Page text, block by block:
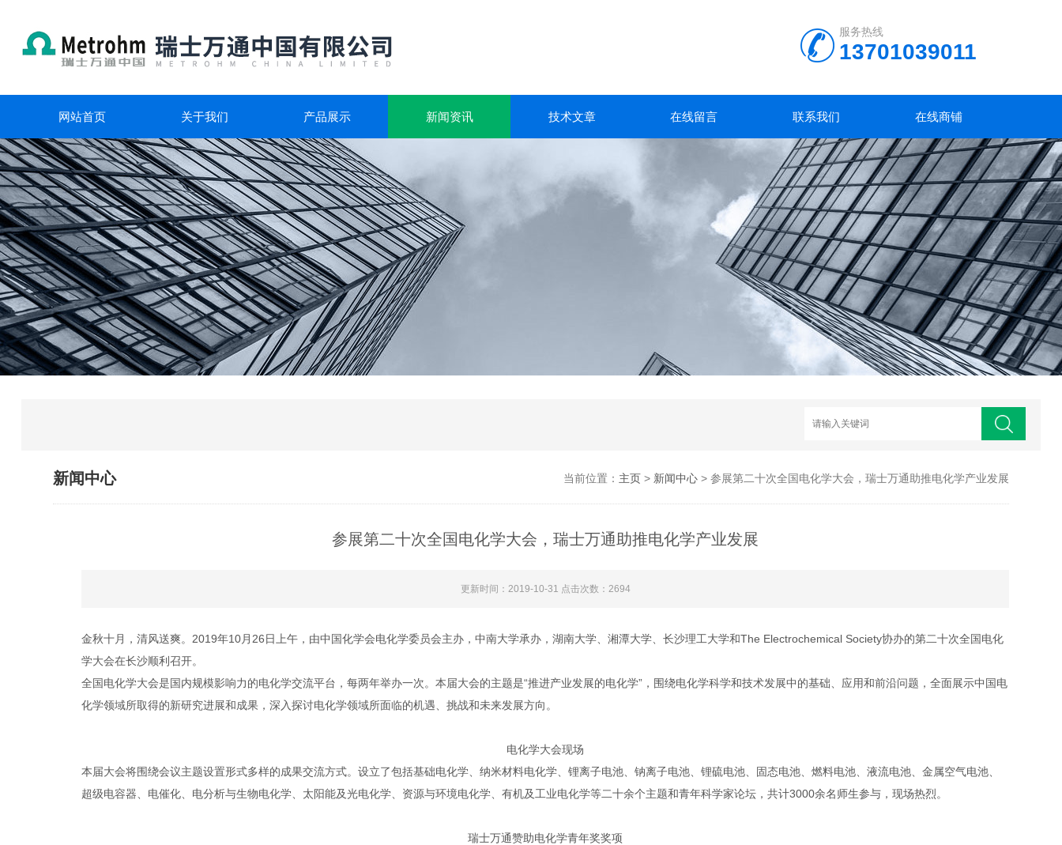
服务热线
13701039011
网站首页 关于我们 产品展示 新闻资讯 技术文章 在线留言 联系我们 在线商铺
新闻中心 当前位置： 主页> 新闻中心> 参展第二十次全国电化学大会，瑞士万通助推电化学产业发展
参展第二十次全国电化学大会，瑞士万通助推电化学产业发展
更新时间：2019-10-31 点击次数：2694
金秋十月，清风送爽。2019年10月26日上午，由中国化学会电化学委员会主办，中南大学承办，湖南大学、湘潭大学、长沙理工大学和The Electrochemical Society协办的第二十次全国电化
学大会在长沙顺利召开。
全国电化学大会是国内规模影响力的电化学交流平台，每两年举办一次。本届大会的主题是“推进产业发展的电化学”，围绕电化学科学和技术发展中的基础、应用和前沿问题，全面展示中国电
化学领域所取得的新研究进展和成果，深入探讨电化学领域所面临的机遇、挑战和未来发展方向。
电化学大会现场
本届大会将围绕会议主题设置形式多样的成果交流方式。设立了包括基础电化学、纳米材料电化学、锂离子电池、钠离子电池、锂硫电池、固态电池、燃料电池、液流电池、金属空气电池、
超级电容器、电催化、电分析与生物电化学、太阳能及光电化学、资源与环境电化学、有机及工业电化学等二十余个主题和青年科学家论坛，共计3000余名师生参与，现场热烈。
瑞士万通赞助电化学青年奖奖项